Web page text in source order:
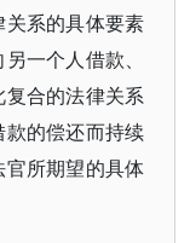
系的具体要素
一个人借款、
合的法律关系
的偿还而持续
所期望的具体